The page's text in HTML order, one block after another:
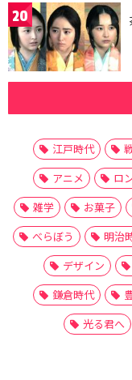
20
江戸時代
アニメ
ロ
雑学
お菓子
べらぼう
明治
デザイン
鎌倉時代
光る君へ